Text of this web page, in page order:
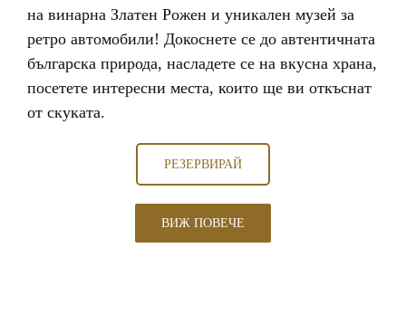
на винарна Златен Рожен и уникален музей за
ретро автомобили! Докоснете се до автентичната
българска природа, насладете се на вкусна храна,
посетете интересни места, които ще ви откъснат
от скуката.
РЕЗЕРВИРАЙ
ВИЖ ПОВЕЧЕ